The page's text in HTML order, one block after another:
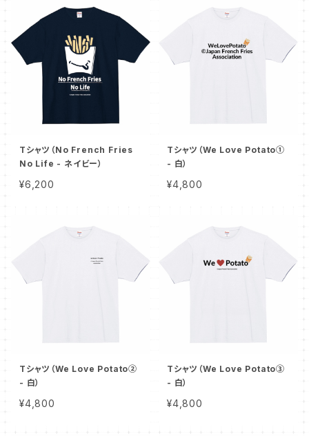
Tシャツ（No French Fries
No Life - ネイビー）
¥6,200
Tシャツ（We Love Potato①
- 白）
¥4,800
Tシャツ（We Love Potato②
- 白）
¥4,800
Tシャツ（We Love Potato③
- 白）
¥4,800